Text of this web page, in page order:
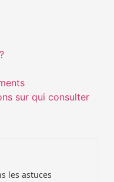
sur qui consulter
les astuces